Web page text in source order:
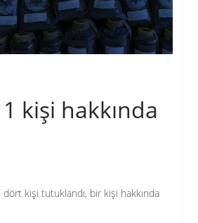
kişi hakkında
kişi tutuklandı, bir kişi hakkında